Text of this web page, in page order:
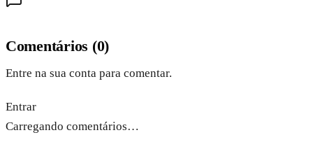
Comentários (0)
Entre na sua conta para comentar.
Entrar
Carregando comentários…